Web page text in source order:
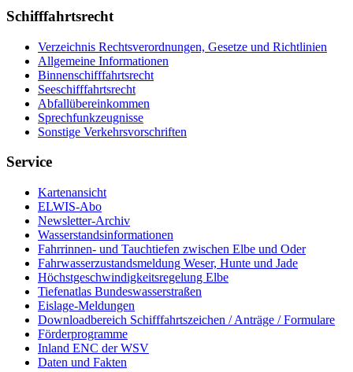
Schifffahrtsrecht
Verzeichnis Rechtsverordnungen, Gesetze und Richtlinien
Allgemeine Informationen
Binnenschifffahrtsrecht
Seeschifffahrtsrecht
Abfallübereinkommen
Sprechfunkzeugnisse
Sonstige Verkehrsvorschriften
Service
Kartenansicht
ELWIS-Abo
Newsletter-Archiv
Wasserstandsinformationen
Fahrrinnen- und Tauchtiefen zwischen Elbe und Oder
Fahrwasserzustandsmeldung Weser, Hunte und Jade
Höchstgeschwindigkeitsregelung Elbe
Tiefenatlas Bundeswasserstraßen
Eislage-Meldungen
Downloadbereich Schifffahrtszeichen / Anträge / Formulare
Förderprogramme
Inland ENC der WSV
Daten und Fakten